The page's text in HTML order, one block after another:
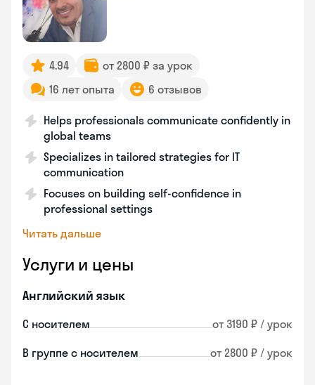
4.94
от 2800 ₽ за урок
16 лет опыта
6 отзывов
Helps professionals communicate confidently in
global teams
Specializes in tailored strategies for IT
communication
Focuses on building self-confidence in
professional settings
Читать дальше
Услуги и цены
Английский язык
С носителем от 3190 ₽ / урок
В группе с носителем от 2800 ₽ / урок